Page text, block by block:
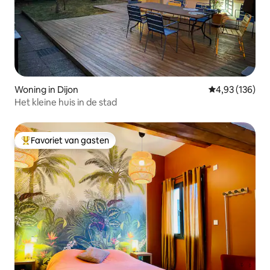
Woning in Dijon Gemiddelde
4,93 (136)
Het kleine huis in de stad
Topfavoriet van gasten
Favoriet van gasten